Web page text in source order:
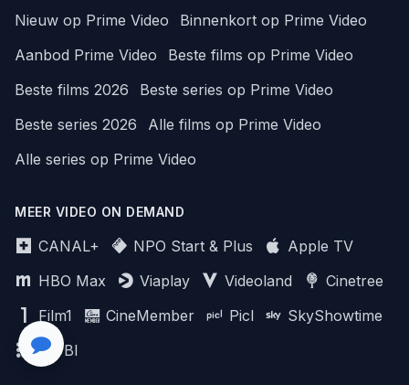
Nieuw op Prime Video
Binnenkort op Prime Video
Aanbod Prime Video
Beste films op Prime Video
Beste films 2026
Beste series op Prime Video
Beste series 2026
Alle films op Prime Video
Alle series op Prime Video
MEER VIDEO ON DEMAND
CANAL+ NPO Start & Plus
Apple TV
HBO Max
Viaplay Videoland
Cinetree
Film1
CineMember Picl
SkyShowtime
MUBI